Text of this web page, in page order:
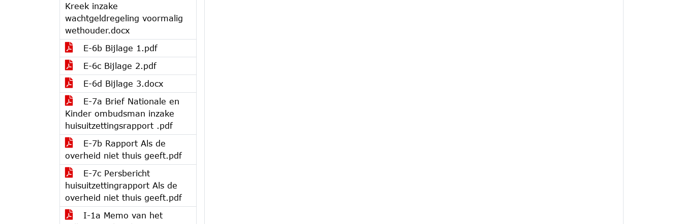
Kreek inzake
wachtgeldregeling voormalig
wethouder.docx
E-6b Bijlage 1.pdf
E-6c Bijlage 2.pdf
E-6d Bijlage 3.docx
E-7a Brief Nationale en
Kinder ombudsman inzake
huisuitzettingsrapport .pdf
E-7b Rapport Als de
overheid niet thuis geeft.pdf
E-7c Persbericht
huisuitzettingrapport Als de
overheid niet thuis geeft.pdf
I-1a Memo van het